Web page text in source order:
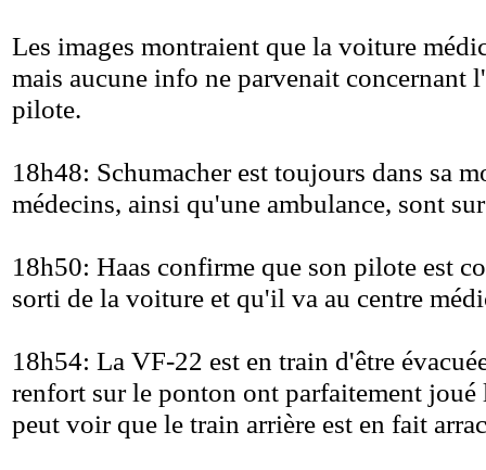
Les images montraient que la voiture
mais aucune info ne parvenait concernant
pilote.
18h48: Schumacher est toujours dans sa
médecins, ainsi qu'une ambulance, sont
18h50: Haas confirme que son pilote est
sorti de la voiture et qu'il va au centre
18h54: La VF-22 est en train d'être
renfort sur le ponton ont parfaitement
peut voir que le train arrière est en fait